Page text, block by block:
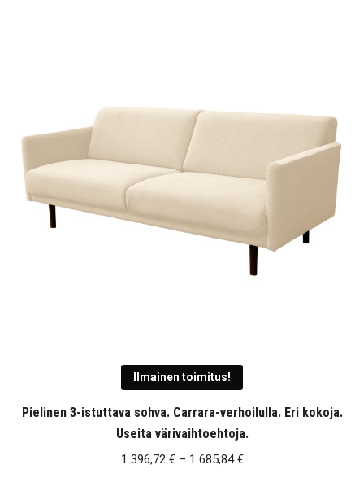
Ilmainen toimitus!
Pielinen 3-istuttava sohva. Carrara-verhoilulla. Eri kokoja.
Useita värivaihtoehtoja.
1 396,72 € – 1 685,84€Hintaluokka: